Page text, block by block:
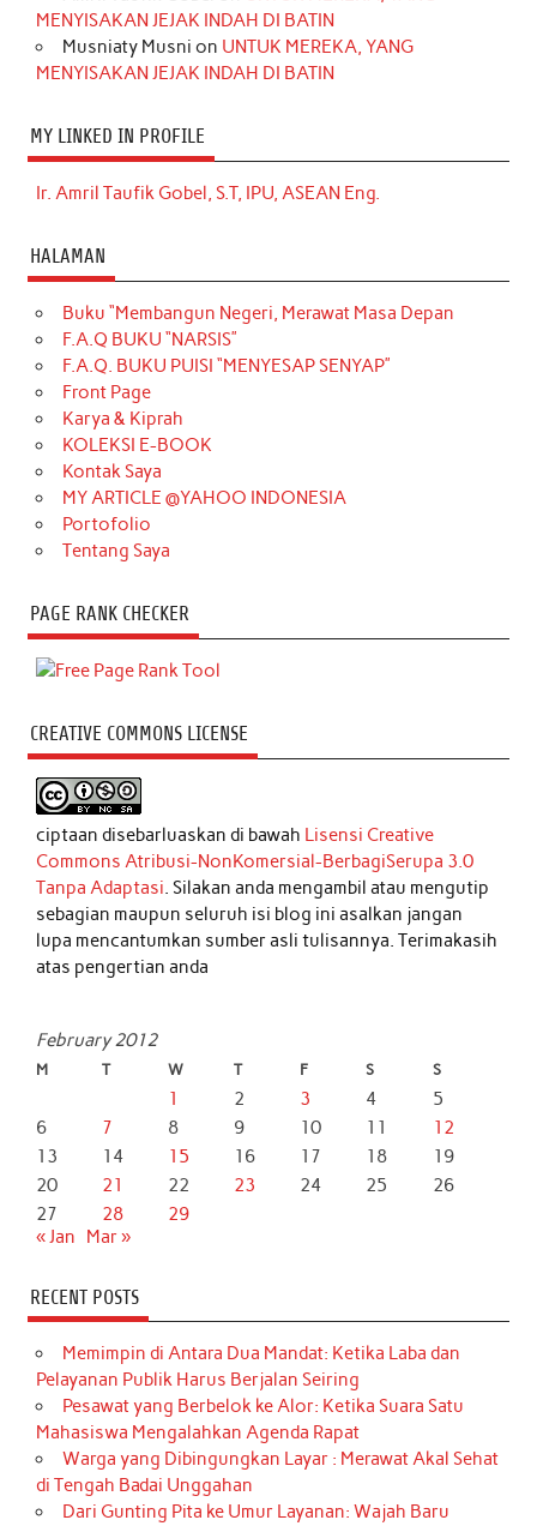
MENYISAKAN JEJAK INDAH DI BATIN
Musniaty Musni on UNTUK MEREKA, YANG
MENYISAKAN JEJAK INDAH DI BATIN
MY LINKED IN PROFILE
Ir. Amril Taufik Gobel, S.T, IPU, ASEAN Eng.
HALAMAN
Buku “Membangun Negeri, Merawat Masa Depan
F.A.Q BUKU “NARSIS”
F.A.Q. BUKU PUISI “MENYESAP SENYAP”
Front Page
Karya & Kiprah
KOLEKSI E-BOOK
Kontak Saya
MY ARTICLE @YAHOO INDONESIA
Portofolio
Tentang Saya
PAGE RANK CHECKER
CREATIVE COMMONS LICENSE
ciptaan disebarluaskan di bawah Lisensi Creative
Commons Atribusi-NonKomersial-BerbagiSerupa 3.0
Tanpa Adaptasi. Silakan anda mengambil atau mengutip
sebagian maupun seluruh isi blog ini asalkan jangan
lupa mencantumkan sumber asli tulisannya. Terimakasih
atas pengertian anda
February 2012
M T W T F S S
1 2 3 4
5
6
7 8 9 10 11
12
13
14 15 16 17 18
19
20
21 22 23 24 25
26
27
28
29
« Jan
Mar »
RECENT POSTS
Memimpin di Antara Dua Mandat: Ketika Laba dan
Pelayanan Publik Harus Berjalan Seiring
Pesawat yang Berbelok ke Alor: Ketika Suara Satu
Mahasiswa Mengalahkan Agenda Rapat
Warga yang Dibingungkan Layar : Merawat Akal Sehat
di Tengah Badai Unggahan
Dari Gunting Pita ke Umur Layanan: Wajah Baru